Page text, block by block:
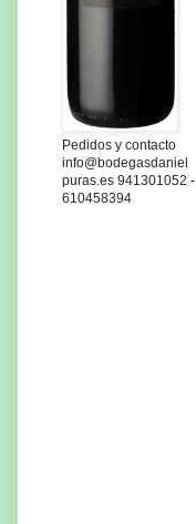
Pedidos y contacto
info@bodegasdaniel
puras.es 941301052 -
610458394